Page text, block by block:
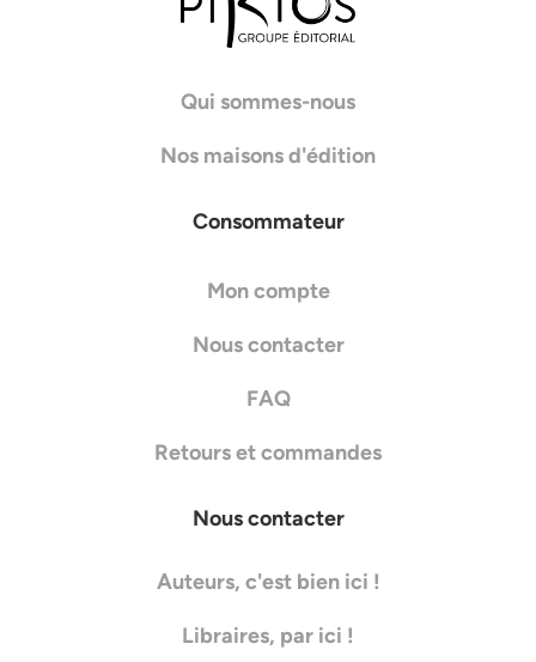
Qui sommes-nous
Nos maisons d'édition
Consommateur
Mon compte
Nous contacter
FAQ
Retours et commandes
Nous contacter
Auteurs, c'est bien ici !
Libraires, par ici !